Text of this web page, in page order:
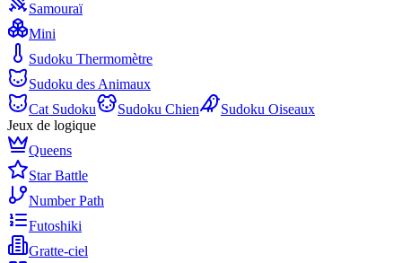
Samouraï
Mini
Sudoku Thermomètre
Sudoku des Animaux
Cat Sudoku
Sudoku Chien
Sudoku Oiseaux
Jeux de logique
Queens
Star Battle
Number Path
Futoshiki
Gratte-ciel